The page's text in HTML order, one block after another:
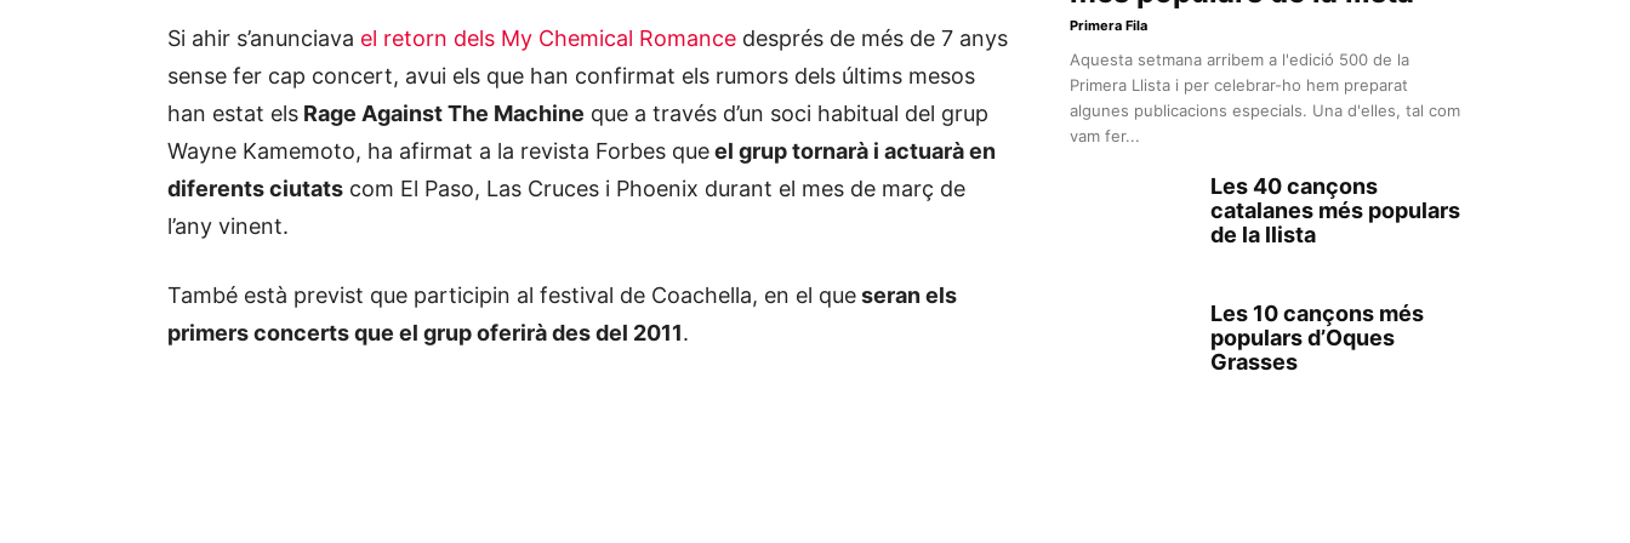
Si ahir s’anunciava el retorn dels My Chemical Romance després de més de 7 anys
sense fer cap concert, avui els que han confirmat els rumors dels últims mesos
han estat els Rage Against The Machine que a través d’un soci habitual del grup
Wayne Kamemoto, ha afirmat a la revista Forbes queel grup tornarà i actuarà en
diferents ciutats com El Paso, Las Cruces i Phoenix durant el mes de març de
l’any vinent.
També està previst que participin al festival de Coachella, en el queseran els
primers concerts que el grup oferirà des del 2011.
Primera Fila
Aquesta setmana arribem a l'edició 500 de la
Primera Llista i per celebrar-ho hem preparat
algunes publicacions especials. Una d'elles, tal com
vam fer...
Les 40 cançons
catalanes més populars
de la llista
Les 10 cançons més
populars d’Oques
Grasses